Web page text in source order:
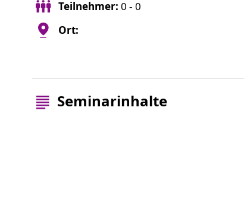
Teilnehmer: 0 - 0
Ort:
Seminarinhalte